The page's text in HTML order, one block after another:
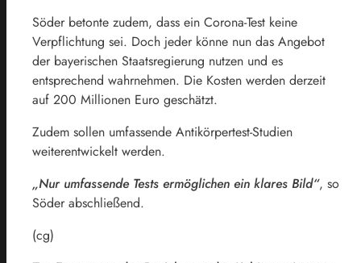
Söder betonte zudem, dass ein Corona-Test keine
Verpflichtung sei. Doch jeder könne nun das Angebot
der bayerischen Staatsregierung nutzen und es
entsprechend wahrnehmen. Die Kosten werden derzeit
auf 200 Millionen Euro geschätzt.
Zudem sollen umfassende Antikörpertest-Studien
weiterentwickelt werden.
„Nur umfassende Tests ermöglichen ein klares Bild“, so
Söder abschließend.
(cg)